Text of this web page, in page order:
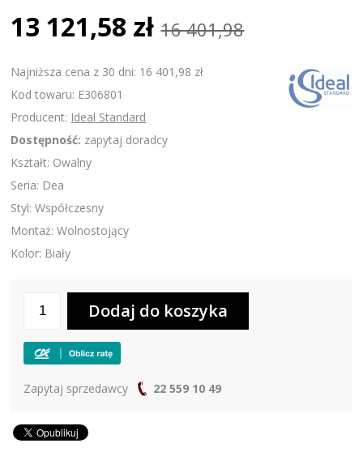
13 121,58 zł 16 401,98
Najniższa cena z 30 dni: 16 401,98 zł
Kod towaru: E306801
Producent: Ideal Standard
Dostępność: zapytaj doradcy
Kształt: Owalny
Seria: Dea
Styl: Współczesny
Montaż: Wolnostojący
Kolor: Biały
Zapytaj sprzedawcy 22 559 10 49